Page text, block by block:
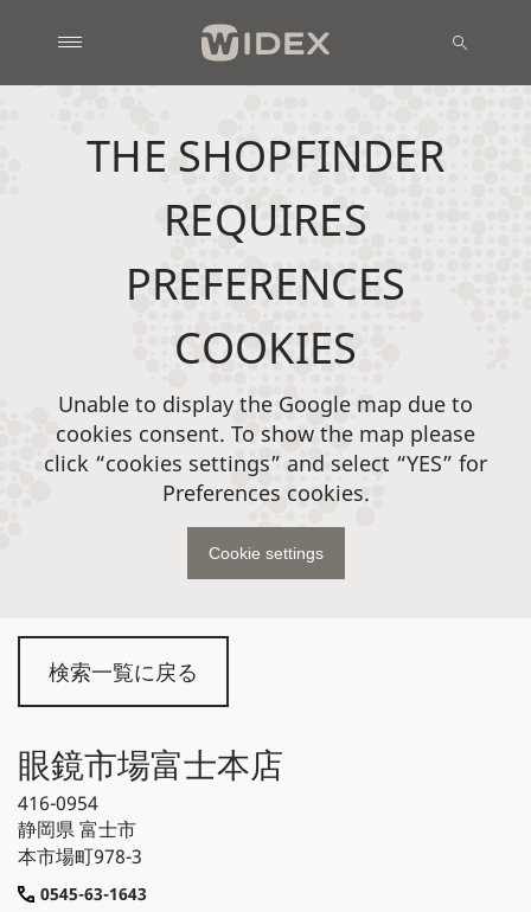
検索一覧に戻る
眼鏡市場富士本店
416-0954
静岡県富士市
本市場町978-3
0545-63-1643
THE SHOPFINDER
REQUIRES
PREFERENCES
COOKIES
Unable to display the Google map due to
cookies consent. To show the map please
click “cookies settings” and select “YES” for
Preferences cookies.
Cookie settings